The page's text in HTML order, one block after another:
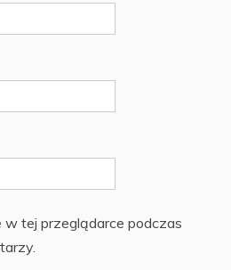
w tej przeglądarce podczas